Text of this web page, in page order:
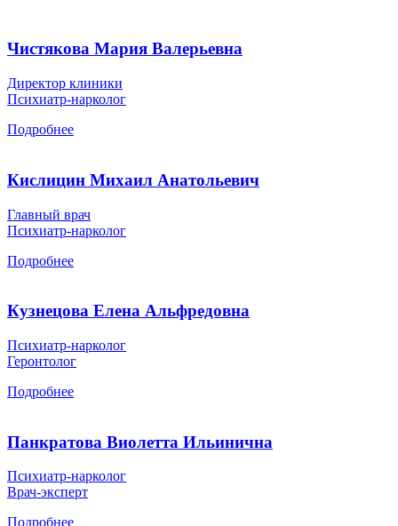
Чистякова Мария Валерьевна
Директор клиники
Психиатр-нарколог
Подробнее
Кислицин Михаил Анатольевич
Главный врач
Психиатр-нарколог
Подробнее
Кузнецова Елена Альфредовна
Психиатр-нарколог
Геронтолог
Подробнее
Панкратова Виолетта Ильинична
Психиатр-нарколог
Врач-эксперт
Подробнее